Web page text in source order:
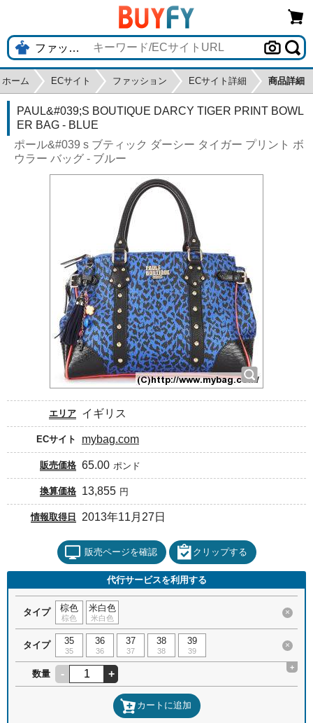
ホーム ECサイト ファッション ECサイト詳細 商品詳細
PAUL&#039;S BOUTIQUE DARCY TIGER PRINT BOWL
ER BAG - BLUE
ポール&#039 s ブティック ダーシー タイガー プリント ボ
ウラー バッグ - ブルー
エリア イギリス
ECサイト mybag.com
販売価格 65.00 ポンド
換算価格 13,855 円
情報取得日 2013年11月27日
販売ページを確認 クリップする
代行サービスを利用する
タイプ 棕色
棕色
米白色
米白色
×
タイプ 35
35
36
36
37
37
38
38
39
39
×
数量 - +
+
カートに追加